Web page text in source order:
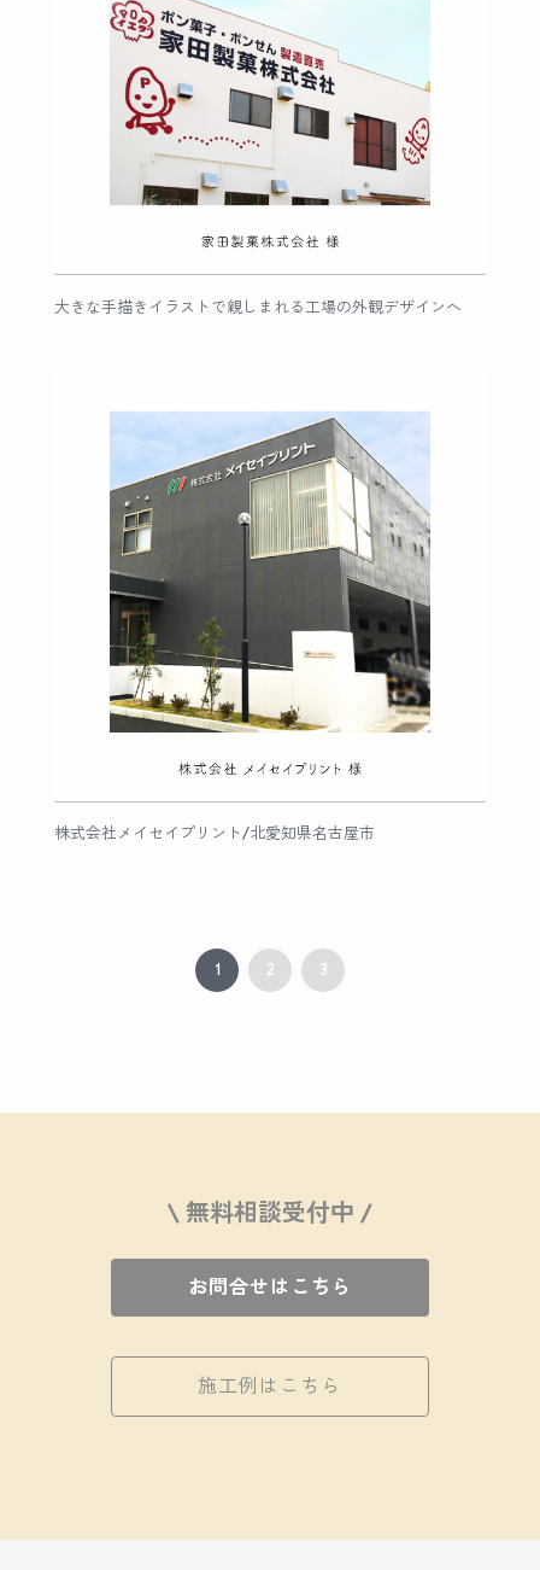
大きな手描きイラストで親しまれる工場の外観デザインへ
株式会社メイセイプリント/北愛知県名古屋市
1 2 3
\ 無料相談受付中 /
お問合せはこちら
施工例はこちら